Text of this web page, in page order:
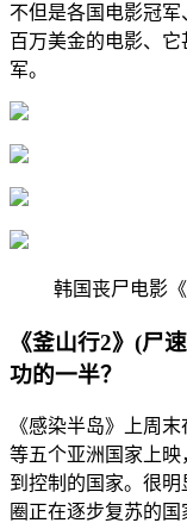
不但是各国电影冠
百万美金的电影、
军。
韩国丧尸电影
《釜山行2》(尸
功的一半？
《感染半岛》上周
等五个亚洲国家上
到控制的国家。很
圈正在逐步复苏的